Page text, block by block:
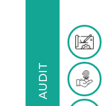
AUDIT